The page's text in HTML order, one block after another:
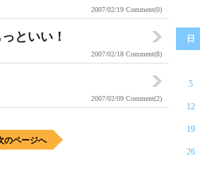
2007/02/19 Comment(0)
といい！
2007/02/18 Comment(8)
2007/02/09 Comment(2)
のページへ
日
5
12
19
26